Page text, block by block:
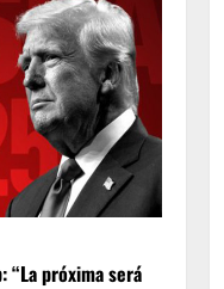
“La próxima será